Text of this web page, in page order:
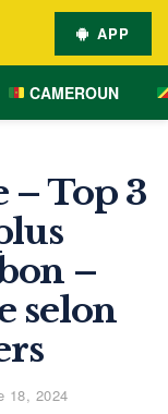
APP
CAMEROUN
– Top 3
–
selon
18, 2024